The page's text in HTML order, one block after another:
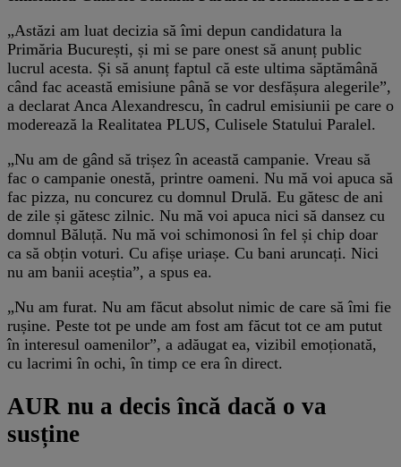
„Astăzi am luat decizia să îmi depun candidatura la
Primăria București, și mi se pare onest să anunț public
lucrul acesta. Și să anunț faptul că este ultima săptămână
când fac această emisiune până se vor desfășura alegerile”,
a declarat Anca Alexandrescu, în cadrul emisiunii pe care o
moderează la Realitatea PLUS, Culisele Statului Paralel.
„Nu am de gând să trișez în această campanie. Vreau să
fac o campanie onestă, printre oameni. Nu mă voi apuca să
fac pizza, nu concurez cu domnul Drulă. Eu gătesc de ani
de zile și gătesc zilnic. Nu mă voi apuca nici să dansez cu
domnul Băluță. Nu mă voi schimonosi în fel și chip doar
ca să obțin voturi. Cu afișe uriașe. Cu bani aruncați. Nici
nu am banii aceștia”, a spus ea.
„Nu am furat. Nu am făcut absolut nimic de care să îmi fie
rușine. Peste tot pe unde am fost am făcut tot ce am putut
în interesul oamenilor”, a adăugat ea, vizibil emoționată,
cu lacrimi în ochi, în timp ce era în direct.
AUR nu a decis încă dacă o va
susține